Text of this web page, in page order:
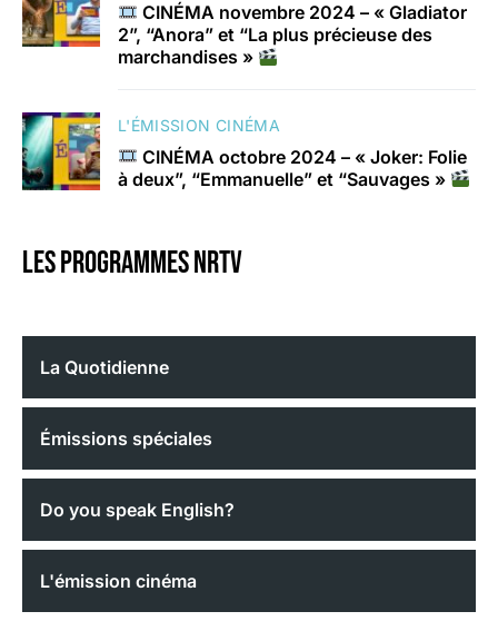
CINÉMA novembre 2024 – « Gladiator
2”, “Anora” et “La plus précieuse des
marchandises »
L'ÉMISSION CINÉMA
CINÉMA octobre 2024 – « Joker: Folie
à deux”, “Emmanuelle” et “Sauvages »
Les programmes nrtv
La Quotidienne
Émissions spéciales
Do you speak English?
L'émission cinéma